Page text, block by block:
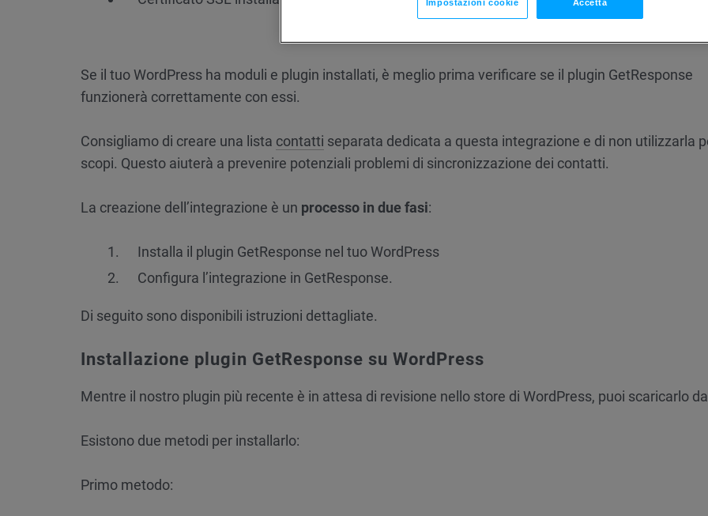
Se il tuo WordPress ha moduli e plugin installati, è meglio prima verificare se il plugin GetResponse
funzionerà correttamente con essi.
Consigliamo di creare una lista contatti separata dedicata a questa integrazione e di non utilizzarla
scopi. Questo aiuterà a prevenire potenziali problemi di sincronizzazione dei contatti.
La creazione dell’integrazione è un processo in due fasi:
Installa il plugin GetResponse nel tuo WordPress
Configura l’integrazione in GetResponse.
Di seguito sono disponibili istruzioni dettagliate.
Installazione plugin GetResponse su WordPress
Mentre il nostro plugin più recente è in attesa di revisione nello store di WordPress, puoi scaricarlo da
Esistono due metodi per installarlo:
Primo metodo:
Impostazioni cookie Accetta